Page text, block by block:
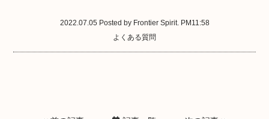
2022.07.05 Posted by Frontier Spirit. PM11:58
よくある質問